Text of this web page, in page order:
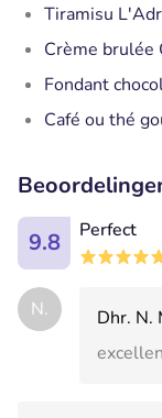
Tiramisu
Crème brulée
Fondant
Café ou thé
9.8
Perfect
N.
Dhr. N.